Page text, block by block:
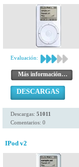
Evaluación:
Más información…
DESCARGAS
Descargas: 51011
Comentarios: 0
IPod v2